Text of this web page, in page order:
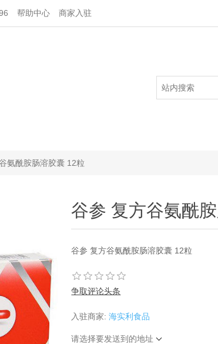
帮助中心 商家入驻
氨酰胺肠溶胶囊 12粒
谷参 复方谷氨酰
谷参 复方谷氨酰胺肠溶胶囊 12粒
争取评论头条
入驻商家: 海实利食品
请选择要发送到的地址